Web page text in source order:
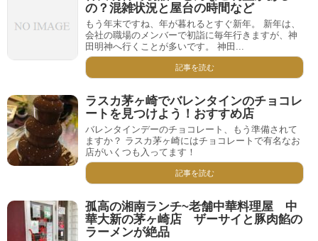
の？混雑状況と屋台の時間など
もう年末ですね、年が暮れるとすぐ新年。 新年は、
会社の職場のメンバーで初詣に毎年行きますが、神
田明神へ行くことが多いです。 神田...
記事を読む
ラスカ茅ヶ崎でバレンタインのチョコレ
ートを見つけよう！おすすめ店
バレンタインデーのチョコレート、もう準備されて
ますか？ ラスカ茅ヶ崎にはチョコレートで有名なお
店がいくつも入ってます！
記事を読む
孤高の湘南ランチ~老舗中華料理屋 中
華大新の茅ヶ崎店 ザーサイと豚肉餡の
ラーメンが絶品